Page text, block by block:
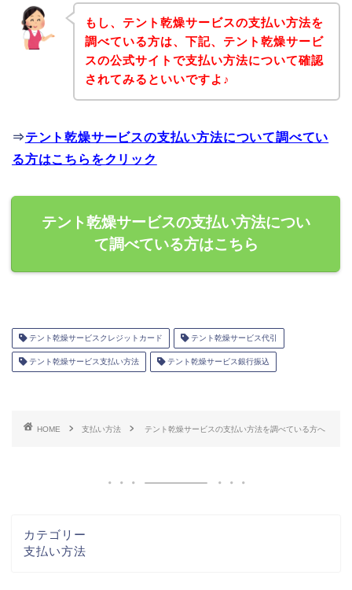
もし、テント乾燥サービスの支払い方法を
調べている方は、下記、テント乾燥サービ
スの公式サイトで支払い方法について確認
されてみるといいですよ♪
⇒テント乾燥サービスの支払い方法について調べてい
る方はこちらをクリック
テント乾燥サービスの支払い方法につい
て調べている方はこちら
テント乾燥サービスクレジットカード テント乾燥サービス代引
テント乾燥サービス支払い方法 テント乾燥サービス銀行振込
HOME 支払い方法 テント乾燥サービスの支払い方法を調べている方へ
カテゴリー
支払い方法